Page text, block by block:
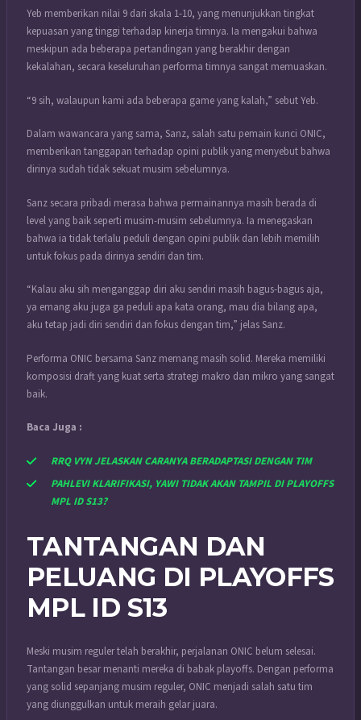
Yeb memberikan nilai 9 dari skala 1-10, yang menunjukkan tingkat
kepuasan yang tinggi terhadap kinerja timnya. Ia mengakui bahwa
meskipun ada beberapa pertandingan yang berakhir dengan
kekalahan, secara keseluruhan performa timnya sangat memuaskan.
“9 sih, walaupun kami ada beberapa game yang kalah,” sebut Yeb.
Dalam wawancara yang sama, Sanz, salah satu pemain kunci ONIC,
memberikan tanggapan terhadap opini publik yang menyebut bahwa
dirinya sudah tidak sekuat musim sebelumnya.
Sanz secara pribadi merasa bahwa permainannya masih berada di
level yang baik seperti musim-musim sebelumnya. Ia menegaskan
bahwa ia tidak terlalu peduli dengan opini publik dan lebih memilih
untuk fokus pada dirinya sendiri dan tim.
“Kalau aku sih menganggap diri aku sendiri masih bagus-bagus aja,
ya emang aku juga ga peduli apa kata orang, mau dia bilang apa,
aku tetap jadi diri sendiri dan fokus dengan tim,” jelas Sanz.
Performa ONIC bersama Sanz memang masih solid. Mereka memiliki
komposisi draft yang kuat serta strategi makro dan mikro yang sangat
baik.
Baca Juga :
RRQ VYN JELASKAN CARANYA BERADAPTASI DENGAN TIM
PAHLEVI KLARIFIKASI, YAWI TIDAK AKAN TAMPIL DI PLAYOFFS
MPL ID S13?
TANTANGAN DAN
PELUANG DI PLAYOFFS
MPL ID S13
Meski musim reguler telah berakhir, perjalanan ONIC belum selesai.
Tantangan besar menanti mereka di babak playoffs. Dengan performa
yang solid sepanjang musim reguler, ONIC menjadi salah satu tim
yang diunggulkan untuk meraih gelar juara.